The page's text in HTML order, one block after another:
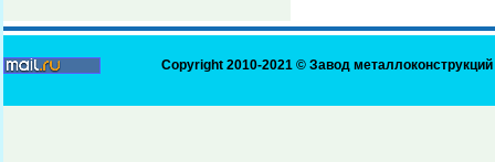
Copyright 2010-2021 © Завод